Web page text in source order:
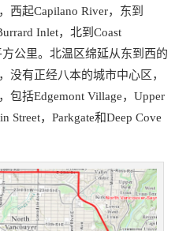
西起Capilano River，东到
Inlet，北到Coast
公里。北温区绵延从东到西的
没有正经八本的城市中心区，
包括Edgemont Village，Upper
Street，Parkgate和Deep Cove